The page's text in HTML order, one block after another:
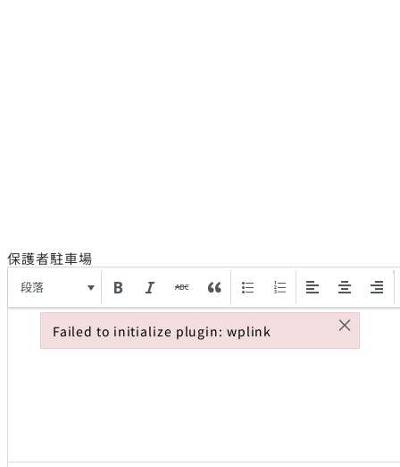
保護者駐車場
段落
Failed to initialize plugin: wplink ×
Failed to initialize plugin: wplink